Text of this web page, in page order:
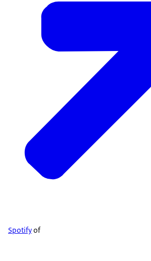
mp3
Bescherm altijd je medewerkers
Ik had een fout, ik weet niet meer
maar ik had een fout gemaakt, een
fout die tot aan de commandant
En mijn directe baas moest even bij
commandant
komen.
En mijn baas heeft me daar
die commandant.
Ik bedoel, je moet je ambtenaren
Spotifyof